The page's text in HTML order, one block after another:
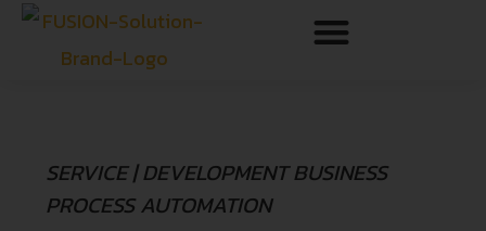
SERVICE | DEVELOPMENT BUSINESS
PROCESS AUTOMATION